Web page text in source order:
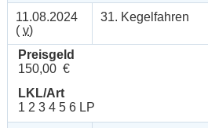
11.08.2024
( v)
31. Kegelfahren
Preisgeld
150,00 €
LKL/Art
1 2 3 4 5 6 LP